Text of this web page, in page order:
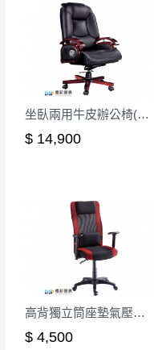
坐臥兩用牛皮辦公椅(CK-708)
$ 14,900
高背獨立筒座墊氣壓辦公椅
$ 4,500